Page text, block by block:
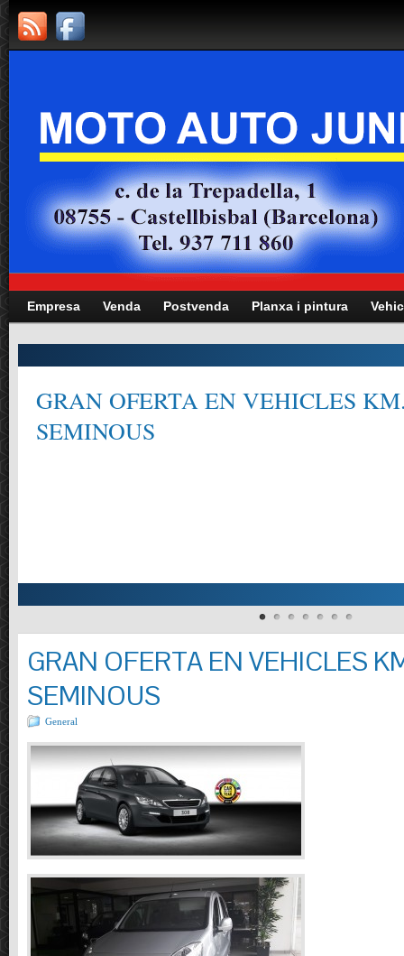
Empresa Venda Postvenda Planxa i pintura
OFERTA EN VEHICLES KM.0,
GRAN OFERTA EN VEHICLES
SEMINOUS
General